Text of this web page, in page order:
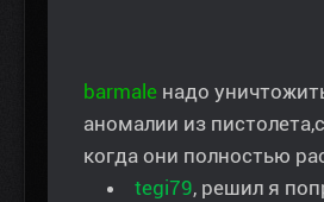
barmale надо
аномалии из
когда они полностью
tegi79, решил я